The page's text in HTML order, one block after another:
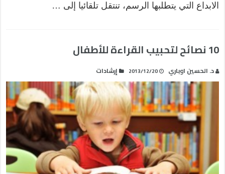
الابداع التي يتطلبها الرسم، تنتقل تلقائيا إلى …
10 نصائح لتحبيب القراءة للأطفال
د. الحسين اوباري 2013/12/20 إرشادات